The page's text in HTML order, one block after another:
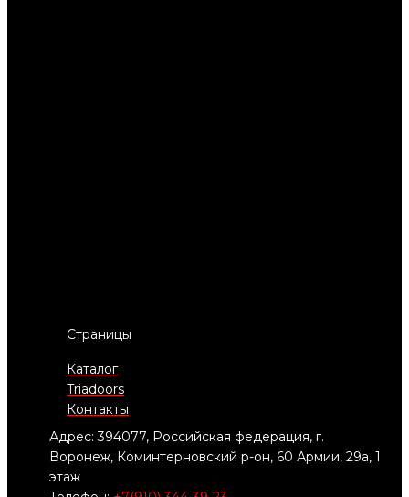
Страницы
Каталог
Triadoors
Контакты
Адрес: 394077, Российская федерация, г.
Воронеж, Коминтерновский р-он, 60 Армии, 29а, 1
этаж